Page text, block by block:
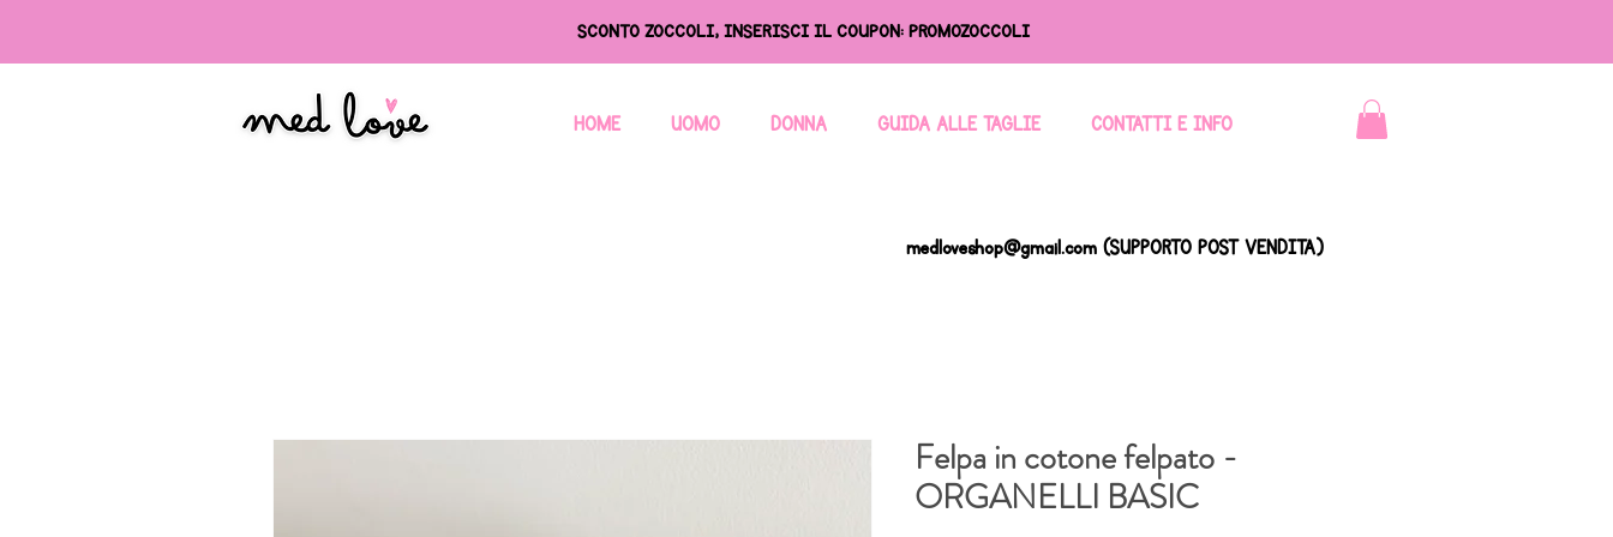
SCONTO ZOCCOLI, INSERISCI IL COUPON: PROMOZOCCOLI
HOME UOMO DONNA GUIDA ALLE TAGLIE CONTATTI E INFO
medloveshop@gmail.com(SUPPORTO POST VENDITA)
Felpa in cotone felpato -
ORGANELLI BASIC